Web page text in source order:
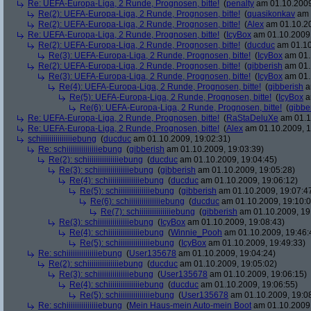
Re: UEFA-Europa-Liga, 2 Runde, Prognosen, bitte! (penalty am
Re(2): UEFA-Europa-Liga, 2 Runde, Prognosen, bitte! (quasikonkav am
Re(2): UEFA-Europa-Liga, 2 Runde, Prognosen, bitte! (Alex am
Re: UEFA-Europa-Liga, 2 Runde, Prognosen, bitte! ( IcyBox am
Re(2): UEFA-Europa-Liga, 2 Runde, Prognosen, bitte! (ducduc am
Re(3): UEFA-Europa-Liga, 2 Runde, Prognosen, bitte! ( IcyBox am
Re(2): UEFA-Europa-Liga, 2 Runde, Prognosen, bitte! (gibberish am
Re(3): UEFA-Europa-Liga, 2 Runde, Prognosen, bitte! ( IcyBox am
Re(4): UEFA-Europa-Liga, 2 Runde, Prognosen, bitte! (gibberish
Re(5): UEFA-Europa-Liga, 2 Runde, Prognosen, bitte! ( IcyBox
Re(6): UEFA-Europa-Liga, 2 Runde, Prognosen, bitte! (
Re: UEFA-Europa-Liga, 2 Runde, Prognosen, bitte! (RaStaDeluXe am
Re: UEFA-Europa-Liga, 2 Runde, Prognosen, bitte! (Alex am 01.10.2009,
schiiiiiiiiiiiiiiiebung (ducduc am 01.10.2009, 19:02:31)
Re: schiiiiiiiiiiiiiiiebung (gibberish am 01.10.2009, 19:03:39)
Re(2): schiiiiiiiiiiiiiiiebung (ducduc am 01.10.2009, 19:04:45)
Re(3): schiiiiiiiiiiiiiiiebung (gibberish am 01.10.2009, 19:05:28)
Re(4): schiiiiiiiiiiiiiiiebung (ducduc am 01.10.2009, 19:06:12)
Re(5): schiiiiiiiiiiiiiiiebung (gibberish am 01.10.2009,
Re(6): schiiiiiiiiiiiiiiiebung (ducduc am 01.10.2009,
Re(7): schiiiiiiiiiiiiiiiebung (gibberish am 01.10.2009,
Re(3): schiiiiiiiiiiiiiiiebung ( IcyBox am 01.10.2009, 19:08:43)
Re(4): schiiiiiiiiiiiiiiiebung (Winnie_Pooh am 01.10.2009,
Re(5): schiiiiiiiiiiiiiiiebung ( IcyBox am 01.10.2009, 19:49:33)
Re: schiiiiiiiiiiiiiiiebung (User135678 am 01.10.2009, 19:04:24)
Re(2): schiiiiiiiiiiiiiiiebung (ducduc am 01.10.2009, 19:05:02)
Re(3): schiiiiiiiiiiiiiiiebung (User135678 am 01.10.2009, 19:06:15)
Re(4): schiiiiiiiiiiiiiiiebung (ducduc am 01.10.2009, 19:06:55)
Re(5): schiiiiiiiiiiiiiiiebung (User135678 am 01.10.2009,
Re: schiiiiiiiiiiiiiiiebung (Mein Haus-mein Auto-mein Boot am